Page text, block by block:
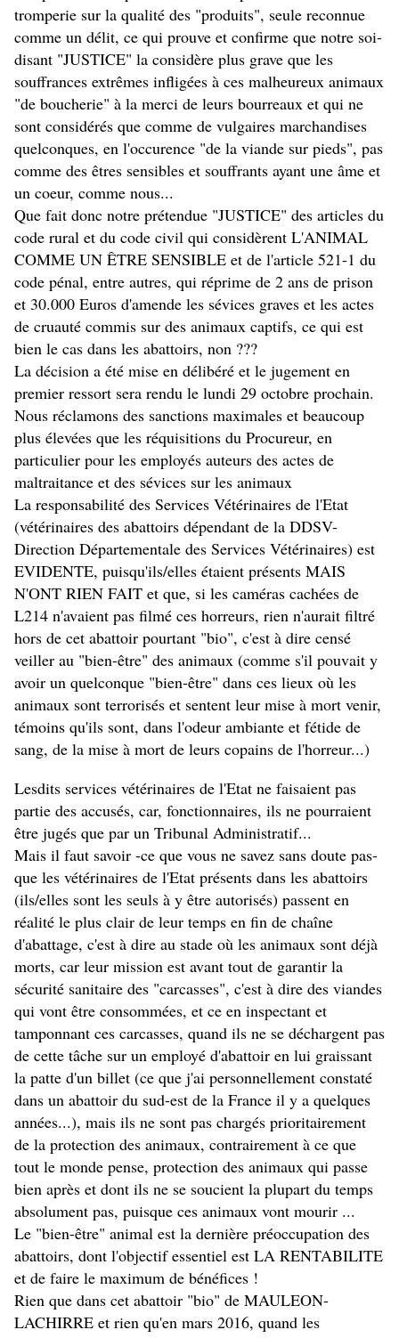
tromperie sur la qualité des "produits", seule reconnue
comme un délit, ce qui prouve et confirme que notre soi-
disant "JUSTICE" la considère plus grave que les
souffrances extrêmes infligées à ces malheureux animaux
"de boucherie" à la merci de leurs bourreaux et qui ne
sont considérés que comme de vulgaires marchandises
quelconques, en l'occurence "de la viande sur pieds", pas
comme des êtres sensibles et souffrants ayant une âme et
un coeur, comme nous...
Que fait donc notre prétendue "JUSTICE" des articles du
code rural et du code civil qui considèrent L'ANIMAL
COMME UN ÊTRE SENSIBLE et de l'article 521-1 du
code pénal, entre autres, qui réprime de 2 ans de prison
et 30.000 Euros d'amende les sévices graves et les actes
de cruauté commis sur des animaux captifs, ce qui est
bien le cas dans les abattoirs, non ???
La décision a été mise en délibéré et le jugement en
premier ressort sera rendu le lundi 29 octobre prochain.
Nous réclamons des sanctions maximales et beaucoup
plus élevées que les réquisitions du Procureur, en
particulier pour les employés auteurs des actes de
maltraitance et des sévices sur les animaux
La responsabilité des Services Vétérinaires de l'Etat
(vétérinaires des abattoirs dépendant de la DDSV-
Direction Départementale des Services Vétérinaires) est
EVIDENTE, puisqu'ils/elles étaient présents MAIS
N'ONT RIEN FAIT et que, si les caméras cachées de
L214 n'avaient pas filmé ces horreurs, rien n'aurait filtré
hors de cet abattoir pourtant "bio", c'est à dire censé
veiller au "bien-être" des animaux (comme s'il pouvait y
avoir un quelconque "bien-être" dans ces lieux où les
animaux sont terrorisés et sentent leur mise à mort venir,
témoins qu'ils sont, dans l'odeur ambiante et fétide de
sang, de la mise à mort de leurs copains de l'horreur...)
Lesdits services vétérinaires de l'Etat ne faisaient pas
partie des accusés, car, fonctionnaires, ils ne pourraient
être jugés que par un Tribunal Administratif...
Mais il faut savoir -ce que vous ne savez sans doute pas-
que les vétérinaires de l'Etat présents dans les abattoirs
(ils/elles sont les seuls à y être autorisés) passent en
réalité le plus clair de leur temps en fin de chaîne
d'abattage, c'est à dire au stade où les animaux sont déjà
morts, car leur mission est avant tout de garantir la
sécurité sanitaire des "carcasses", c'est à dire des viandes
qui vont être consommées, et ce en inspectant et
tamponnant ces carcasses, quand ils ne se déchargent pas
de cette tâche sur un employé d'abattoir en lui graissant
la patte d'un billet (ce que j'ai personnellement constaté
dans un abattoir du sud-est de la France il y a quelques
années...), mais ils ne sont pas chargés prioritairement
de la protection des animaux, contrairement à ce que
tout le monde pense, protection des animaux qui passe
bien après et dont ils ne se soucient la plupart du temps
absolument pas, puisque ces animaux vont mourir ...
Le "bien-être" animal est la dernière préoccupation des
abattoirs, dont l'objectif essentiel est LA RENTABILITE
et de faire le maximum de bénéfices !
Rien que dans cet abattoir "bio" de MAULEON-
LACHIRRE et rien qu'en mars 2016, quand les